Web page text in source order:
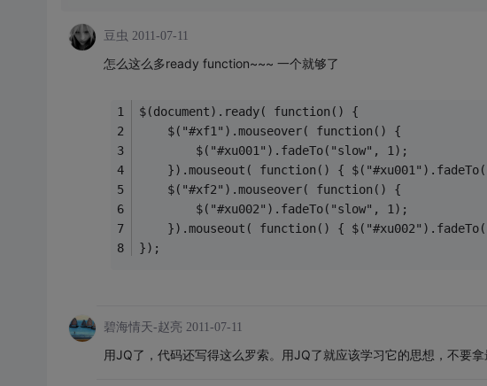
豆虫 2011-07-11
怎么这么多ready function~~~ 一个就够了
$(document).ready( function() {
    $("#xf1").mouseover( function() {
        $("#xu001").fadeTo("slow", 1);
}).mouseout( function() {
    $("#xf2").mouseover( function() {
        $("#xu002").fadeTo("slow", 1);
}).mouseout( function() {
});
碧海情天-赵亮 2011-07-11
用JQ了，代码还写得这么罗索。用JQ了就应该学习它的思想，不要拿